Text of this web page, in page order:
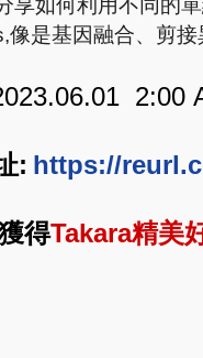
享如何利用不同的
像是基因融合、剪接
2:00
: https://
得Takara精美